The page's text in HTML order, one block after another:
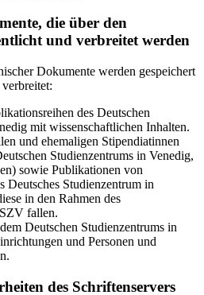
die über den
und verbreitet werden
Dokumente werden gespeichert
des Deutschen
mit wissenschaftlichen Inhalten.
und ehemaligen Stipendiatinnen
Studienzentrums in Venedig,
sowie Publikationen von
Deutsches Studienzentrum in
in den Rahmen des
fallen.
Deutschen Studienzentrums in
und Personen und
des Schriftenservers